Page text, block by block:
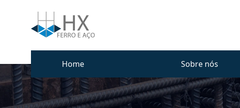
Home Sobre nós